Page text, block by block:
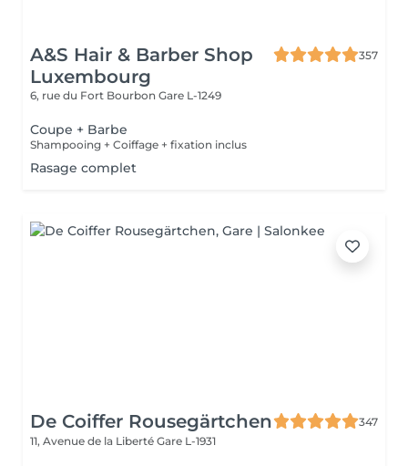
A&S Hair & Barber Shop
Luxembourg
357
6, rue du Fort Bourbon Gare L-1249
Coupe + Barbe
Shampooing + Coiffage + fixation inclus
Rasage complet
De Coiffer Rousegärtchen
347
11, Avenue de la Liberté Gare L-1931